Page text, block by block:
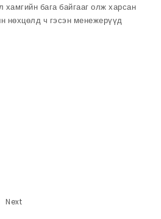
бага байгааг олж харсан
нөхцөлд ч гэсэн менежерүүд
залуурдлага
Next